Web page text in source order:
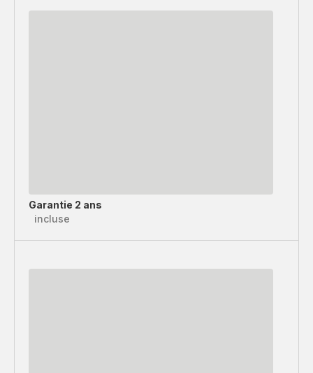
Garantie 2 ans
incluse